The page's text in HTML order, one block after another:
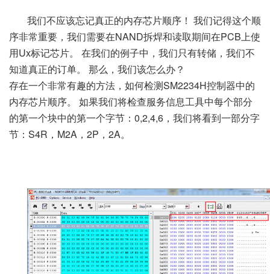
我们不应该忘记真正的内存芯片顺序！ 我们记得这个顺
序非常重要，我们需要在NAND拆焊和读取期间在PCB上使
用Ux标记芯片。
在我们的例子中，我们只有转储，我们不
知道真正的订单。
那么，我们该怎么办？
存在一个非常有趣的方法，如何检测SM2234H控制器中的
内存芯片顺序。
如果我们将检查服务信息工具中每个部分
的第一个块中的第一个字节：0,2,4,6，我们将看到一部分字
节：S4R，M2A，2P，2A。